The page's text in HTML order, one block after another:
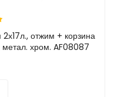
отжим + корзина
хром. AF08087